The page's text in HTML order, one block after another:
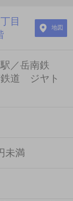
目
地図
／岳南鉄
道 ジヤト
未満